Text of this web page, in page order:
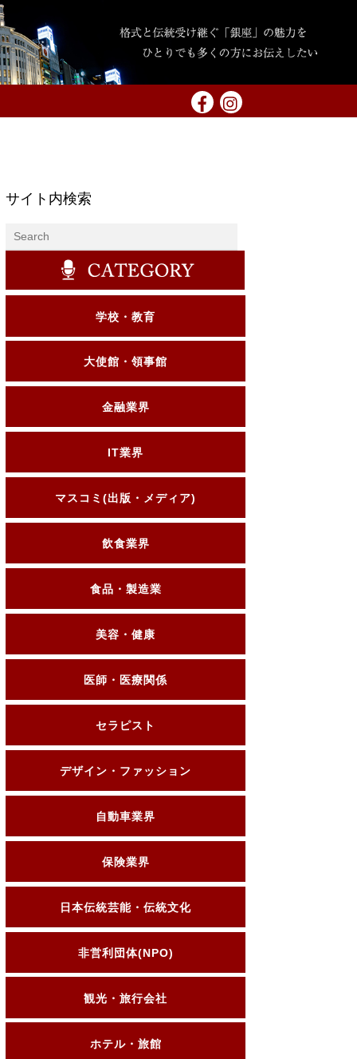
サイト内検索
学校・教育
大使館・領事館
金融業界
IT業界
マスコミ(出版・メディア)
飲食業界
食品・製造業
美容・健康
医師・医療関係
セラピスト
デザイン・ファッション
自動車業界
保険業界
日本伝統芸能・伝統文化
非営利団体(NPO)
観光・旅行会社
ホテル・旅館